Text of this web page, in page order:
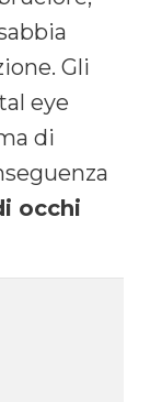
Gli
eye
di
occhi